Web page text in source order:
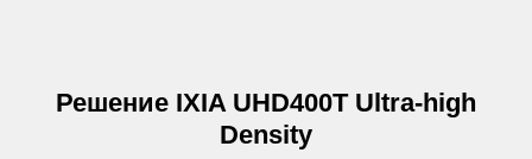
Решение IXIA UHD400T Ultra-high
Density